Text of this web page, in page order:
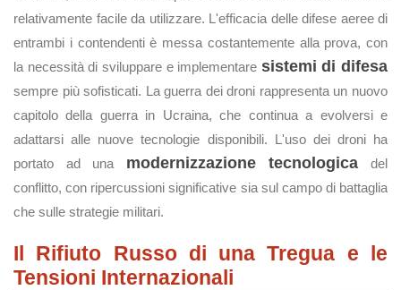
relativamente facile da utilizzare. L'efficacia delle difese aeree di
entrambi i contendenti è messa costantemente alla prova, con
la necessità di sviluppare e implementare sistemi di difesa
sempre più sofisticati. La guerra dei droni rappresenta un nuovo
capitolo della guerra in Ucraina, che continua a evolversi e
adattarsi alle nuove tecnologie disponibili. L'uso dei droni ha
portato ad una modernizzazione tecnologica del
conflitto, con ripercussioni significative sia sul campo di battaglia
che sulle strategie militari.
Il Rifiuto Russo di una Tregua e le
Tensioni Internazionali